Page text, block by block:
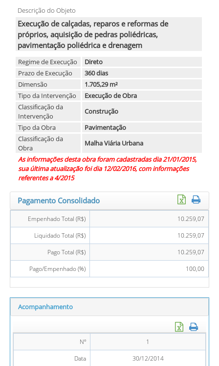
Descrição do Objeto
Execução de calçadas, reparos e reformas de
próprios, aquisição de pedras poliédricas,
pavimentação poliédrica e drenagem
Regime de Execução
Direto
Prazo de Execução
360 dias
Dimensão
1.705,29 m²
Tipo da Intervenção
Execução de Obra
Classificação da
Intervenção
Construção
Tipo da Obra
Pavimentação
Classificação da
Obra
Malha Viária Urbana
As informações desta obra foram cadastradas dia 21/01/2015,
sua última atualização foi dia 12/02/2016, com informações
referentes a 4/2015
Pagamento Consolidado
Empenhado Total (R$)
10.259,07
Liquidado Total (R$)
10.259,07
Pago Total (R$)
10.259,07
Pago/Empenhado (%)
100,00
Acompanhamento
Nº
1
Data
30/12/2014